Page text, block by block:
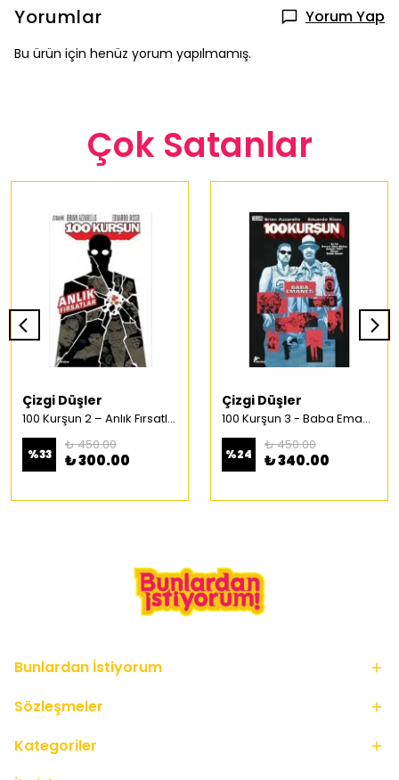
Yorumlar Yorum Yap
Bu ürün için henüz yorum yapılmamış.
Çok Satanlar
Çizgi Düşler
100 Kurşun 2 – Anlık Fırsatlar Türkçe Çizgi Roman
%33
₺ 450.00
₺ 300.00
Çizgi Düşler
100 Kurşun 3 - Baba Emaneti Türkçe Çizgi Roman
%24
₺ 450.00
₺ 340.00
Bunlardan İstiyorum
Sözleşmeler
Kategoriler